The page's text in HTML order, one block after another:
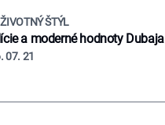
ŠTÝL
a moderné hodnoty Dubaja
07. 21